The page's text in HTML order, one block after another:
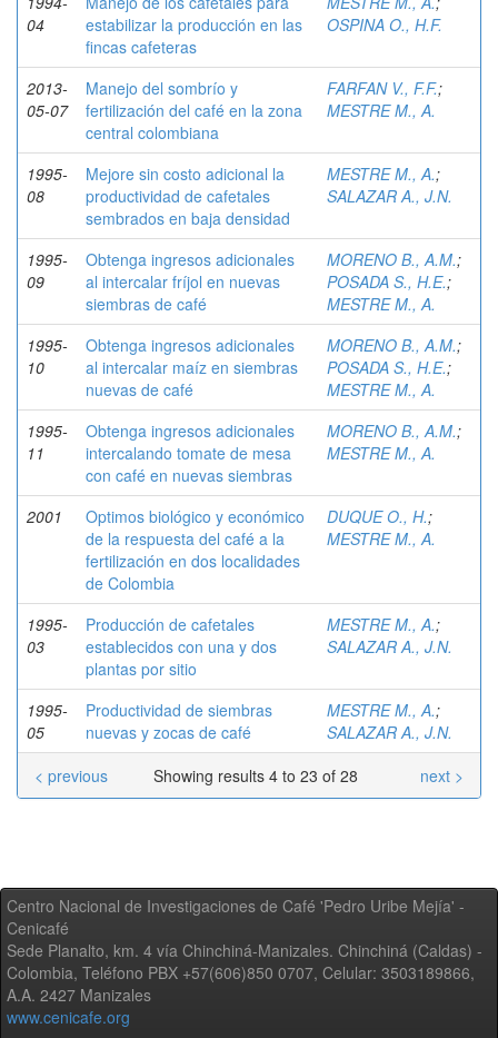
04
estabilizar la producción en las
fincas cafeteras
OSPINA O., H.F.
2013-
05-07
Manejo del sombrío y
fertilización del café en la zona
central colombiana
FARFAN V., F.F.;
MESTRE M., A.
1995-
08
Mejore sin costo adicional la
productividad de cafetales
sembrados en baja densidad
MESTRE M., A.;
SALAZAR A., J.N.
1995-
09
Obtenga ingresos adicionales
al intercalar fríjol en nuevas
siembras de café
MORENO B., A.M.;
POSADA S., H.E.;
MESTRE M., A.
1995-
10
Obtenga ingresos adicionales
al intercalar maíz en siembras
nuevas de café
MORENO B., A.M.;
POSADA S., H.E.;
MESTRE M., A.
1995-
11
Obtenga ingresos adicionales
intercalando tomate de mesa
con café en nuevas siembras
MORENO B., A.M.;
MESTRE M., A.
2001
Optimos biológico y económico
de la respuesta del café a la
fertilización en dos localidades
de Colombia
DUQUE O., H.;
MESTRE M., A.
1995-
03
Producción de cafetales
establecidos con una y dos
plantas por sitio
MESTRE M., A.;
SALAZAR A., J.N.
1995-
05
Productividad de siembras
nuevas y zocas de café
MESTRE M., A.;
SALAZAR A., J.N.
Showing results 4 to 23 of 28
< previous next >
Centro Nacional de Investigaciones de Café 'Pedro Uribe Mejía' -
Cenicafé
Sede Planalto, km. 4 vía Chinchiná-Manizales. Chinchiná (Caldas) -
Colombia, Teléfono PBX +57(606)850 0707, Celular: 3503189866,
A.A. 2427 Manizales
www.cenicafe.org